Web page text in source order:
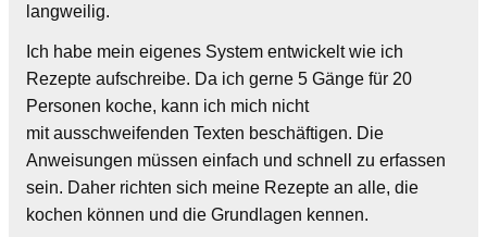
langweilig.
Ich habe mein eigenes System entwickelt wie ich
Rezepte aufschreibe. Da ich gerne 5 Gänge für 20
Personen koche, kann ich mich nicht
mit ausschweifenden Texten beschäftigen. Die
Anweisungen müssen einfach und schnell zu erfassen
sein. Daher richten sich meine Rezepte an alle, die
kochen können und die Grundlagen kennen.